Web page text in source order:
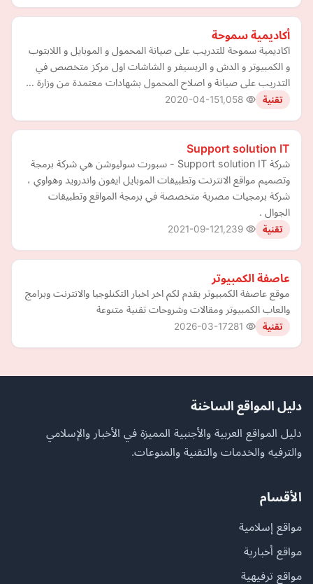
أكاديمية سموحة
اكاديمية سموحة للتدريب على صيانة المحمول و الموبايل و اللابتوب
و الكمبيوتر و الدش و الريسيفر و الشاشات اول مركز متخصص في
التدريب على صيانة و اصلاح المحمول بشهادات معتمدة من وزارة …
تقنية 2020-04-15
Support solution IT
شركة Support solution IT - سبورت سوليوشن هي شركة برمجة
وتصميم مواقع الانترنت وتطبيقات الموبايل ايفون واندرويد وهواوي ،
شركة برمجيات مصرية متخصصة في برمجة المواقع وتطبيقات
الجوال .
تقنية 2021-09-12
عاصفة الكمبيوتر
موقع عاصفة الكمبيوتر يقدم لكم اخر اخبار التكنلوجيا والانترنت وبرامج
والعاب الكمبيوتر ومقالات وشروحات تقنية متنوعة
تقنية 2026-03-17
دليل المواقع الساخنة
دليل المواقع العربية والأجنبية المميزة في الأخبار والإسلامي
والترفيه والخدمات والتقنية والمنوعات.
الأقسام
مواقع إسلامية
مواقع أخبارية
مواقع ترفيهية